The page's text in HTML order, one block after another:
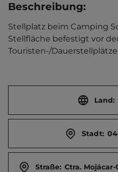
Beschreibung:
Stellplatz beim Camping
Stellfläche befestigt vor
Touristen-/
Land:
Stadt:
Straße: Ctra. Mojácar-